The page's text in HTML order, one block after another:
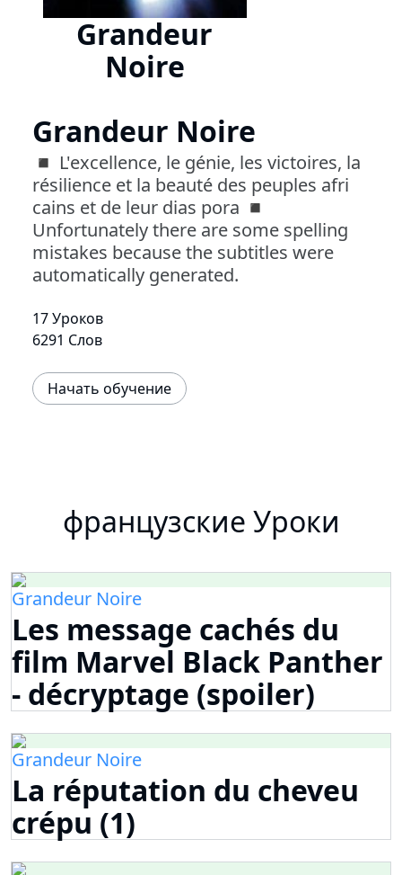
Grandeur
Noire
Grandeur Noire
◾ L'excellence, le génie, les victoires, la
résilience et la beauté des peuples afri
cains et de leur dias pora ◾
Unfortunately there are some spelling
mistakes because the subtitles were
automatically generated.
17 Уроков
6291 Слов
Начать обучение
французские Уроки
Grandeur Noire
Les message cachés du
film Marvel Black Panther
- décryptage (spoiler)
Grandeur Noire
La réputation du cheveu
crépu (1)